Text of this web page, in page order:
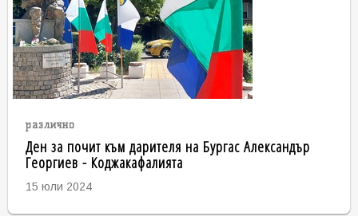
различно
Ден за почит към дарителя на Бургас Александър
Георгиев - Коджакафалията
15 юли 2024